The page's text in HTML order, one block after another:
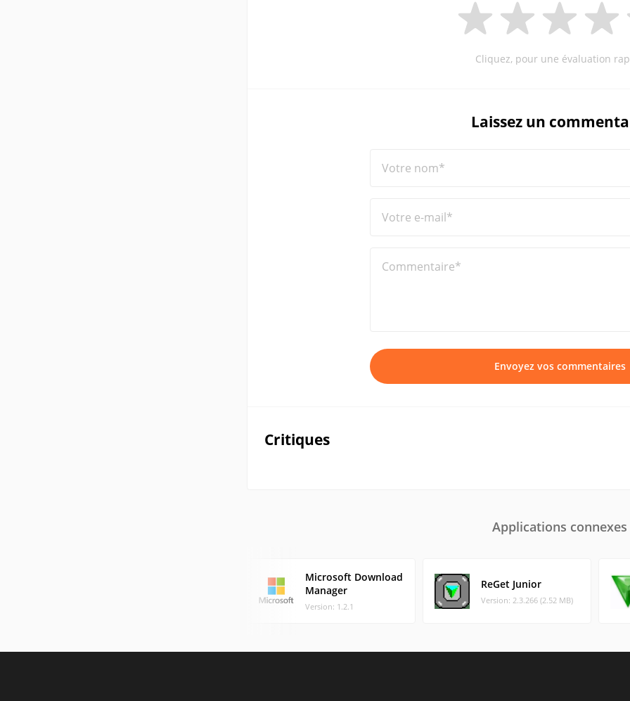
Cliquez, pour une évaluation
Laissez un
Votre nom*
Votre e-mail*
Commentaire*
Envoyez vos commentaires
Critiques
Applications connexes
Microsoft Download
Manager
Version: 1.2.1
ReGet Junior
Version: 2.3.266 (2.52 MB)